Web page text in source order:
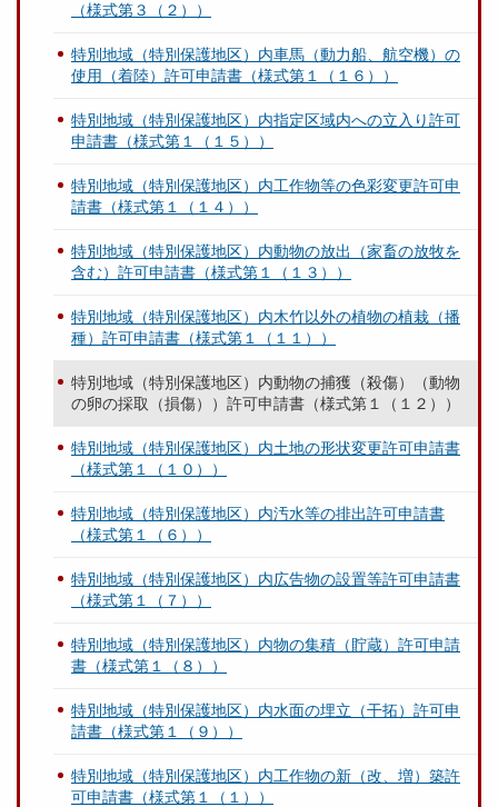
（様式第３（２））
特別地域（特別保護地区）内車馬（動力船、航空機）の
使用（着陸）許可申請書（様式第１（１６））
特別地域（特別保護地区）内指定区域内への立入り許可
申請書（様式第１（１５））
特別地域（特別保護地区）内工作物等の色彩変更許可申
請書（様式第１（１４））
特別地域（特別保護地区）内動物の放出（家畜の放牧を
含む）許可申請書（様式第１（１３））
特別地域（特別保護地区）内木竹以外の植物の植栽（播
種）許可申請書（様式第１（１１））
特別地域（特別保護地区）内動物の捕獲（殺傷）（動物
の卵の採取（損傷））許可申請書（様式第１（１２））
特別地域（特別保護地区）内土地の形状変更許可申請書
（様式第１（１０））
特別地域（特別保護地区）内汚水等の排出許可申請書
（様式第１（６））
特別地域（特別保護地区）内広告物の設置等許可申請書
（様式第１（７））
特別地域（特別保護地区）内物の集積（貯蔵）許可申請
書（様式第１（８））
特別地域（特別保護地区）内水面の埋立（干拓）許可申
請書（様式第１（９））
特別地域（特別保護地区）内工作物の新（改、増）築許
可申請書（様式第１（１））